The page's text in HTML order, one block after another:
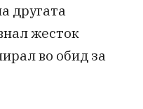
другата
жесток
во обид за